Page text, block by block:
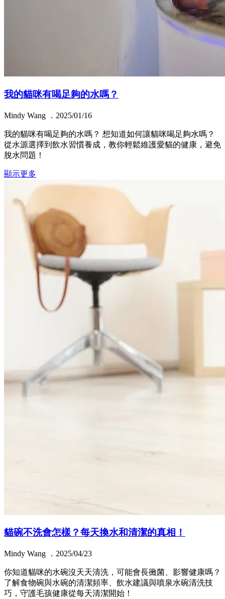
我的貓咪有喝足夠的水嗎？
Mindy Wang ．2025/01/16
我的貓咪有喝足夠的水嗎？ 想知道如何讓貓咪喝足夠水嗎？
從水源選擇到飲水習慣養成，教你輕鬆維護愛貓的健康，避免
脫水問題！
顯示更多
貓碗不洗會怎樣？每天換水和清潔的真相！
Mindy Wang ．2025/04/23
你知道貓咪的水碗沒天天清洗，可能會長黴菌、影響健康嗎？
了解食物碗與水碗的清潔頻率、飲水建議與噴泉水碗清洗技
巧，守護毛孩健康從每天清潔開始！